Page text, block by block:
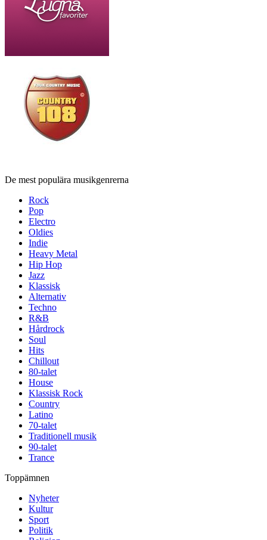
De mest populära musikgenrerna
Rock
Pop
Electro
Oldies
Indie
Heavy Metal
Hip Hop
Jazz
Klassisk
Alternativ
Techno
R&B
Hårdrock
Soul
Hits
Chillout
80-talet
House
Klassisk Rock
Country
Latino
70-talet
Traditionell musik
90-talet
Trance
Toppämnen
Nyheter
Kultur
Sport
Politik